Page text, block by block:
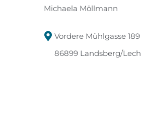
Michaela Möllmann
Vordere Mühlgasse 189
86899 Landsberg/Lech